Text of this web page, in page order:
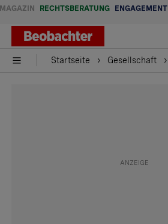
MAGAZIN RECHTSBERATUNG ENGAGEMENT
Startseite Gesellschaft